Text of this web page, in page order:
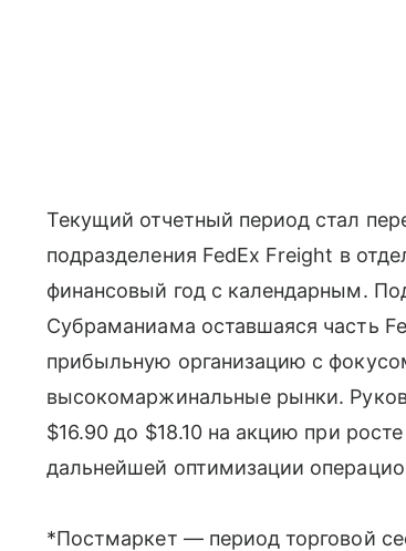
Текущий отчетный период стал
подразделения FedEx Freight в
финансовый год с календарным.
Субраманиама оставшаяся часть
прибыльную организацию с
высокомаржинальные рынки.
$16.90 до $18.10 на акцию при
дальнейшей оптимизации
*Постмаркет — период торговой